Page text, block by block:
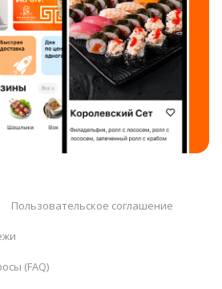
Пользовательское соглашение
(FAQ)